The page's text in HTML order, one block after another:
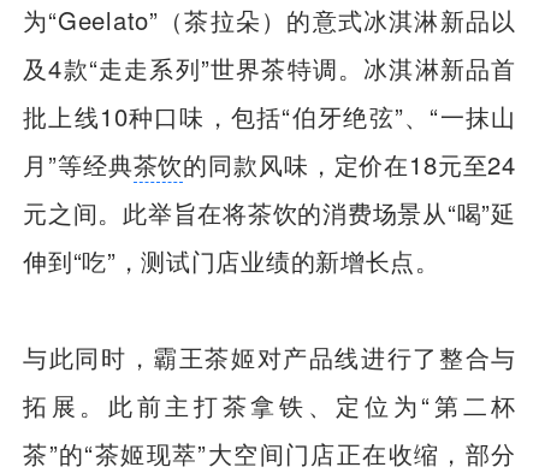
为“Geelato”（茶拉朵）的意式冰淇淋新品以
及4款“走走系列”世界茶特调。冰淇淋新品首
批上线10种口味，包括“伯牙绝弦”、“一抹山
月”等经典茶饮的同款风味，定价在18元至24
元之间。此举旨在将茶饮的消费场景从“喝”延
伸到“吃”，测试门店业绩的新增长点。
与此同时，霸王茶姬对产品线进行了整合与
拓展。此前主打茶拿铁、定位为“第二杯
茶”的“茶姬现萃”大空间门店正在收缩，部分